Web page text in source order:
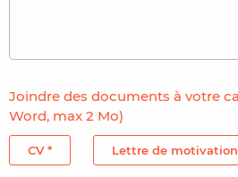
Joindre des documents à votre
Word, max 2 Mo)
CV * Lettre de motivation